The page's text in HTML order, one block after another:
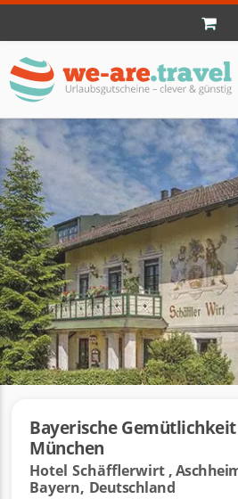
Bayerische
München
Hotel Schäfflerwirt ,
Bayern, Deutschland